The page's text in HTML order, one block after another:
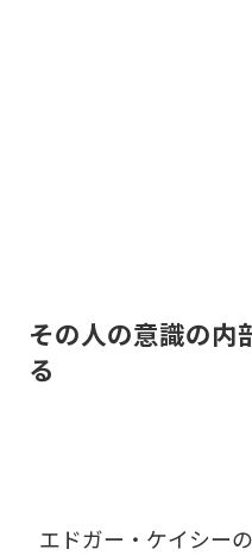
その人の意識の内
る
エドガー・ケイシー